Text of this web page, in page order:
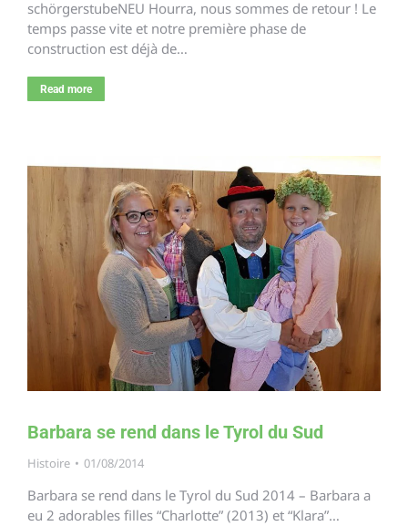
schörgerstubeNEU Hourra, nous sommes de retour ! Le
temps passe vite et notre première phase de
construction est déjà de…
Read more
Barbara se rend dans le Tyrol du Sud
Histoire 01/08/2014
Barbara se rend dans le Tyrol du Sud 2014 – Barbara a
eu 2 adorables filles “Charlotte” (2013) et “Klara”…